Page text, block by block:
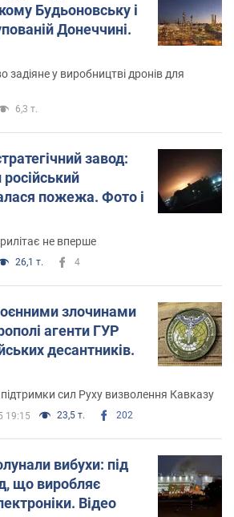
Будьоновську і
Донеччині.
задіяне у виробництві дронів для
6,3 т.
завод:
пожежа. Фото і
не вперше
26,1 т. 4
злочинами
агенти ГУР
десантників.
сил Руху визволення Кавказу
19:15 23,5 т. 202
вибухи: під
що виробляє
Відео